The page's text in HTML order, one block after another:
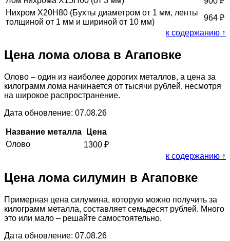
Нихром Х20Н80 (Бухты диаметром от 1 мм, ленты
толщиной от 1 мм и шириной от 10 мм)
964 ₽
к содержанию ↑
Цена лома олова в Агаповке
Олово – один из наиболее дорогих металлов, а цена за
килограмм лома начинается от тысячи рублей, несмотря
на широкое распространение.
Дата обновление: 07.08.26
Название металла
Цена
Олово
1300 ₽
к содержанию ↑
Цена лома силумин в Агаповке
Примерная цена силумина, которую можно получить за
килограмм металла, составляет семьдесят рублей. Много
это или мало – решайте самостоятельно.
Дата обновление: 07.08.26